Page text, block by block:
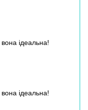
ідеальна!
ідеальна!